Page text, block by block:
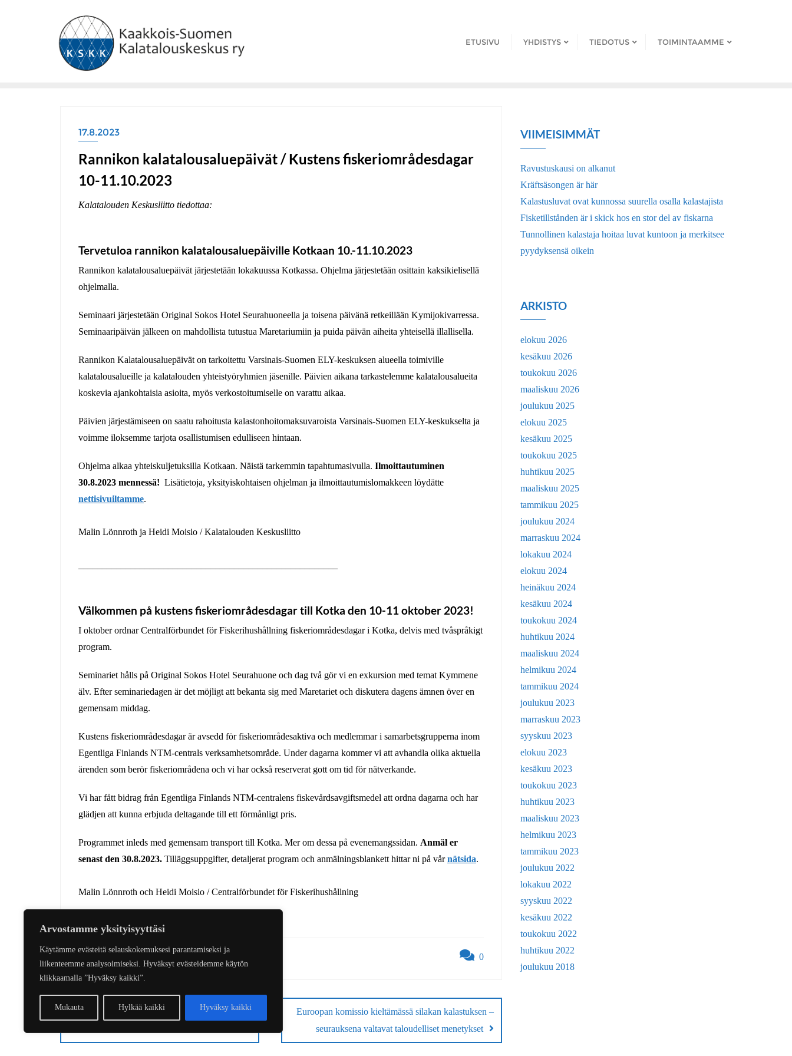
Arvostamme yksityisyyttäsi
Käytämme evästeitä selauskokemuksesi parantamiseksi ja
liikenteemme analysoimiseksi. Hyväksyt evästeidemme käytön
klikkaamalla ”Hyväksy kaikki”.
Mukauta Hylkää kaikki Hyväksy kaikki
ETUSIVU YHDISTYS TIEDOTUS TOIMINTAAMME
17.8.2023
Rannikon kalatalousaluepäivät / Kustens fiskeriområdesdagar
10-11.10.2023
Kalatalouden Keskusliitto tiedottaa:
Tervetuloa rannikon kalatalousaluepäiville Kotkaan 10.-11.10.2023
Rannikon kalatalousaluepäivät järjestetään lokakuussa Kotkassa. Ohjelma järjestetään osittain kaksikielisellä
ohjelmalla.
Seminaari järjestetään Original Sokos Hotel Seurahuoneella ja toisena päivänä retkeillään Kymijokivarressa.
Seminaaripäivän jälkeen on mahdollista tutustua Maretariumiin ja puida päivän aiheita yhteisellä illallisella.
Rannikon Kalatalousaluepäivät on tarkoitettu Varsinais-Suomen ELY-keskuksen alueella toimiville
kalatalousalueille ja kalatalouden yhteistyöryhmien jäsenille. Päivien aikana tarkastelemme kalatalousalueita
koskevia ajankohtaisia asioita, myös verkostoitumiselle on varattu aikaa.
Päivien järjestämiseen on saatu rahoitusta kalastonhoitomaksuvaroista Varsinais-Suomen ELY-keskukselta ja
voimme iloksemme tarjota osallistumisen edulliseen hintaan.
Ohjelma alkaa yhteiskuljetuksilla Kotkaan. Näistä tarkemmin tapahtumasivulla. Ilmoittautuminen
30.8.2023 mennessä! Lisätietoja, yksityiskohtaisen ohjelman ja ilmoittautumislomakkeen löydätte
nettisivuiltamme.
Malin Lönnroth ja Heidi Moisio / Kalatalouden Keskusliitto
Välkommen på kustens fiskeriområdesdagar till Kotka den 10-11 oktober 2023!
I oktober ordnar Centralförbundet för Fiskerihushållning fiskeriområdesdagar i Kotka, delvis med tvåspråkigt
program.
Seminariet hålls på Original Sokos Hotel Seurahuone och dag två gör vi en exkursion med temat Kymmene
älv. Efter seminariedagen är det möjligt att bekanta sig med Maretariet och diskutera dagens ämnen över en
gemensam middag.
Kustens fiskeriområdesdagar är avsedd för fiskeriområdesaktiva och medlemmar i samarbetsgrupperna inom
Egentliga Finlands NTM-centrals verksamhetsområde. Under dagarna kommer vi att avhandla olika aktuella
ärenden som berör fiskeriområdena och vi har också reserverat gott om tid för nätverkande.
Vi har fått bidrag från Egentliga Finlands NTM-centralens fiskevårdsavgiftsmedel att ordna dagarna och har
glädjen att kunna erbjuda deltagande till ett förmånligt pris.
Programmet inleds med gemensam transport till Kotka. Mer om dessa på evenemangssidan. Anmäl er
senast den 30.8.2023. Tilläggsuppgifter, detaljerat program och anmälningsblankett hittar ni på vårnätsida.
Malin Lönnroth och Heidi Moisio / Centralförbundet för Fiskerihushållning
0
Artikkelien
selaus
KALASTUKSENVALVOJIEN
Euroopan komissio kieltämässä silakan kalastuksen –
seurauksena valtavat taloudelliset menetykset
VIIMEISIMMÄT
Ravustuskausi on alkanut
Kräftsäsongen är här
Kalastusluvat ovat kunnossa suurella osalla kalastajista
Fisketillstånden är i skick hos en stor del av fiskarna
Tunnollinen kalastaja hoitaa luvat kuntoon ja merkitsee
pyydyksensä oikein
ARKISTO
elokuu 2026
kesäkuu 2026
toukokuu 2026
maaliskuu 2026
joulukuu 2025
elokuu 2025
kesäkuu 2025
toukokuu 2025
huhtikuu 2025
maaliskuu 2025
tammikuu 2025
joulukuu 2024
marraskuu 2024
lokakuu 2024
elokuu 2024
heinäkuu 2024
kesäkuu 2024
toukokuu 2024
huhtikuu 2024
maaliskuu 2024
helmikuu 2024
tammikuu 2024
joulukuu 2023
marraskuu 2023
syyskuu 2023
elokuu 2023
kesäkuu 2023
toukokuu 2023
huhtikuu 2023
maaliskuu 2023
helmikuu 2023
tammikuu 2023
joulukuu 2022
lokakuu 2022
syyskuu 2022
kesäkuu 2022
toukokuu 2022
huhtikuu 2022
joulukuu 2018